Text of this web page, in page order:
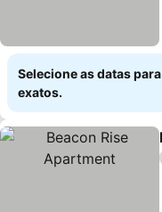
Selecione as datas
exatos.